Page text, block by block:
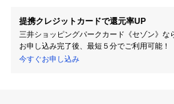
提携クレジットカードで還元率UP
三井ショッピングパークカード《セゾン》な
お申し込み完了後、最短５分でご利用可能！
今すぐお申し込み